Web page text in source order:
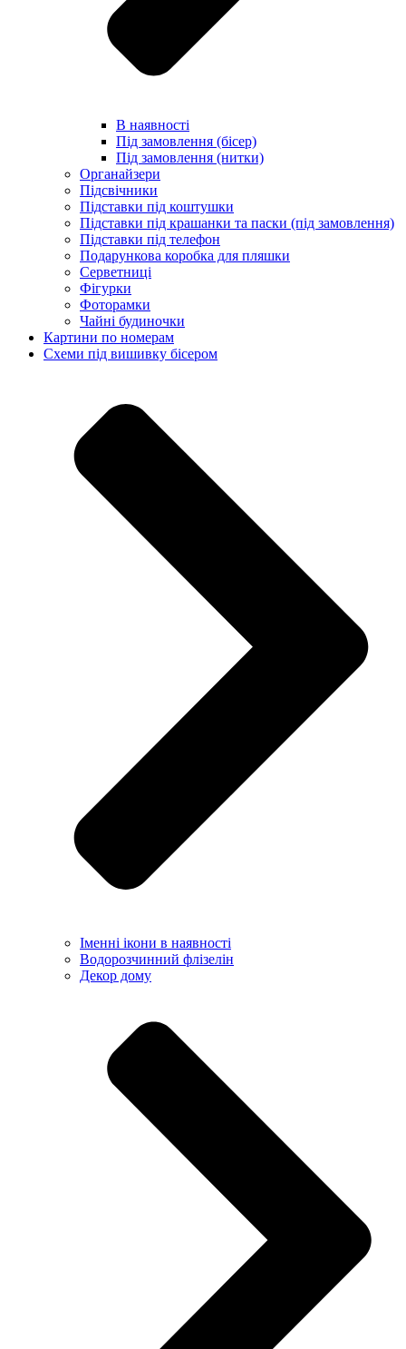
В наявності
Під замовлення (бісер)
Під замовлення (нитки)
Органайзери
Підсвічники
Підставки під коштушки
Підставки під крашанки та паски (під замовлення)
Підставки під телефон
Подарункова коробка для пляшки
Серветниці
Фігурки
Фоторамки
Чайні будиночки
Картини по номерам
Схеми під вишивку бісером
Іменні ікони в наявності
Водорозчинний флізелін
Декор дому